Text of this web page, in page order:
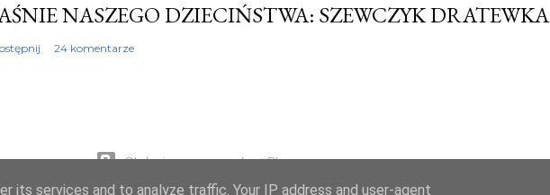
NASZEGO DZIECIŃSTWA: SZEWCZYK DRATEWKA
24 komentarze
Obsługiwane przez usługę Blogger
its services and to analyze traffic. Your IP address and user-agent